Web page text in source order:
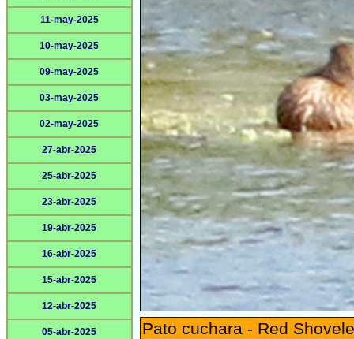
11-may-2025
10-may-2025
09-may-2025
03-may-2025
02-may-2025
27-abr-2025
25-abr-2025
23-abr-2025
19-abr-2025
16-abr-2025
15-abr-2025
12-abr-2025
05-abr-2025 Pato cuchara - Red